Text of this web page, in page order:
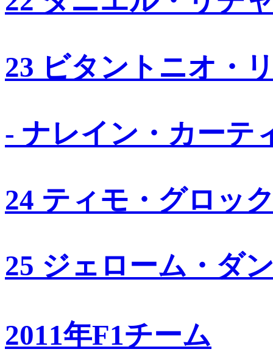
23 ビタントニオ・
- ナレイン・カーテ
24 ティモ・グロッ
25 ジェローム・ダ
2011年F1チーム